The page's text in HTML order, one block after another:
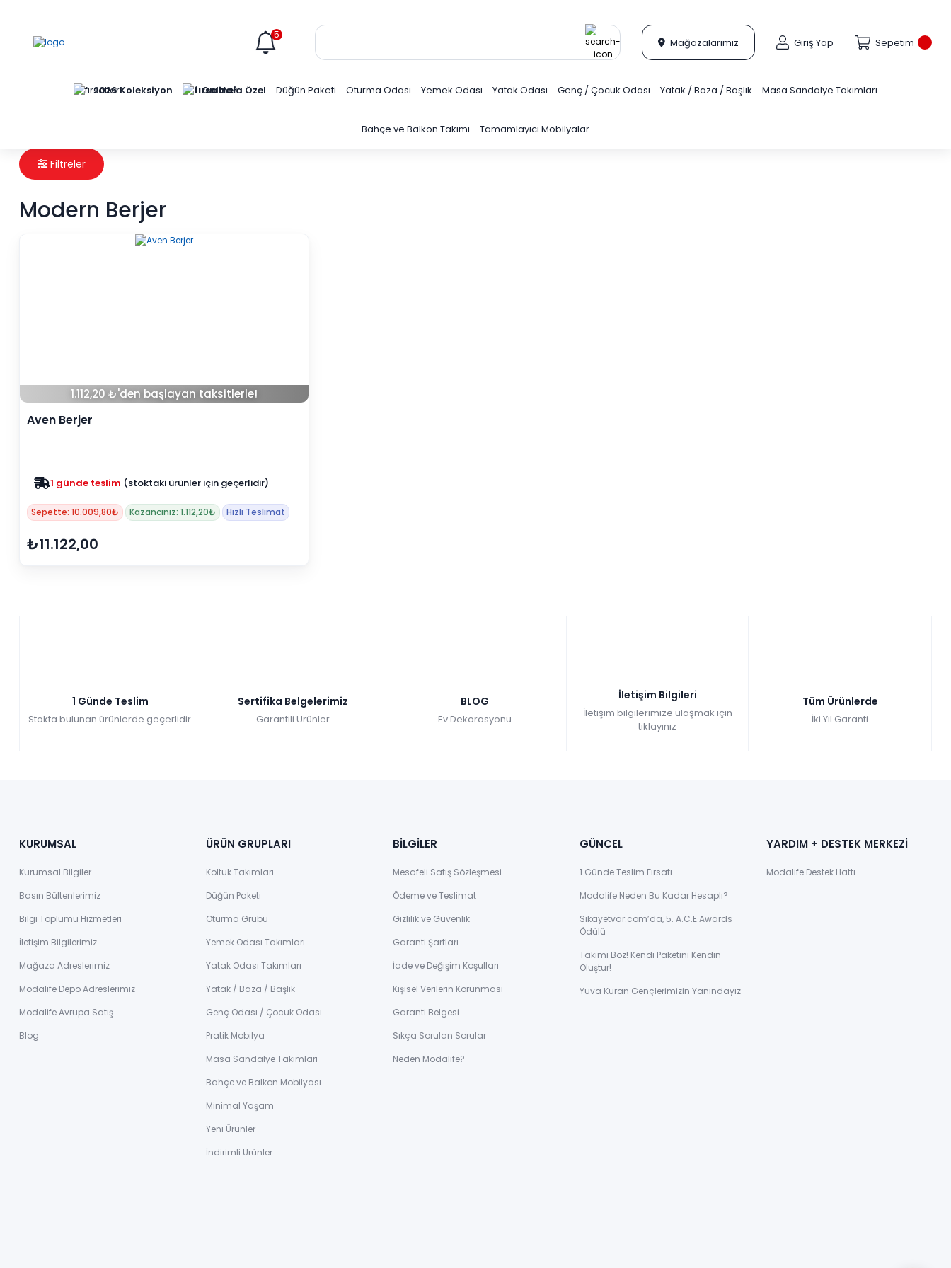
5
Mağazalarımız Giriş Yap Sepetim
2026 Koleksiyon Online'a Özel Düğün Paketi Oturma Odası Yemek Odası Yatak Odası Genç / Çocuk Odası Yatak / Baza / Başlık Masa Sandalye Takımları
Bahçe ve Balkon Takımı Tamamlayıcı Mobilyalar
Filtreler
Modern Berjer
1.112,20 ₺'den başlayan taksitlerle!
Aven Berjer
(stoktaki ürünler için geçerlidir)
Zam yok 2025 fiyatları devam ediyor
Sepette: 10.009,80₺ Kazancınız: 1.112,20₺ Hızlı Teslimat
₺11.122,00
1 Günde Teslim
Stokta bulunan ürünlerde geçerlidir.
Sertifika Belgelerimiz
Garantili Ürünler
BLOG
Ev Dekorasyonu
İletişim Bilgileri
İletişim bilgilerimize ulaşmak için
tıklayınız
Tüm Ürünlerde
İki Yıl Garanti
KURUMSAL
Kurumsal Bilgiler
Basın Bültenlerimiz
Bilgi Toplumu Hizmetleri
İletişim Bilgilerimiz
Mağaza Adreslerimiz
Modalife Depo Adreslerimiz
Modalife Avrupa Satış
Blog
ÜRÜN GRUPLARI
Koltuk Takımları
Düğün Paketi
Oturma Grubu
Yemek Odası Takımları
Yatak Odası Takımları
Yatak / Baza / Başlık
Genç Odası / Çocuk Odası
Pratik Mobilya
Masa Sandalye Takımları
Bahçe ve Balkon Mobilyası
Minimal Yaşam
Yeni Ürünler
İndirimli Ürünler
BİLGİLER
Mesafeli Satış Sözleşmesi
Ödeme ve Teslimat
Gizlilik ve Güvenlik
Garanti Şartları
İade ve Değişim Koşulları
Kişisel Verilerin Korunması
Garanti Belgesi
Sıkça Sorulan Sorular
Neden Modalife?
GÜNCEL
1 Günde Teslim Fırsatı
Modalife Neden Bu Kadar Hesaplı?
Sikayetvar.com’da, 5. A.C.E Awards
Ödülü
Takımı Boz! Kendi Paketini Kendin
Oluştur!
Yuva Kuran Gençlerimizin Yanındayız
YARDIM + DESTEK MERKEZİ
Modalife Destek Hattı